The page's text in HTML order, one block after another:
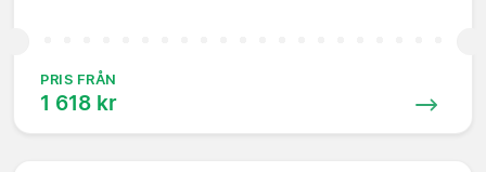
PRIS FRÅN
1 618 kr